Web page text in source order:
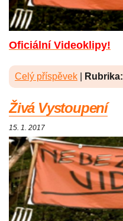
Oficiální Videoklipy!
Celý příspěvek Rubrika:
Živá Vystoupení
15. 1. 2017